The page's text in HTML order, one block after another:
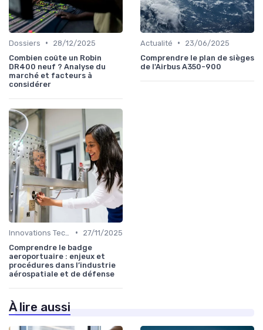
Dossiers •
28/12/2025
Combien coûte un Robin
DR400 neuf ? Analyse du
marché et facteurs à
considérer
Actualité •
23/06/2025
Comprendre le plan de sièges
de l'Airbus A350-900
•
27/11/2025
Comprendre le badge
aeroportuaire : enjeux et
procédures dans l’industrie
aérospatiale et de défense
À lire aussi